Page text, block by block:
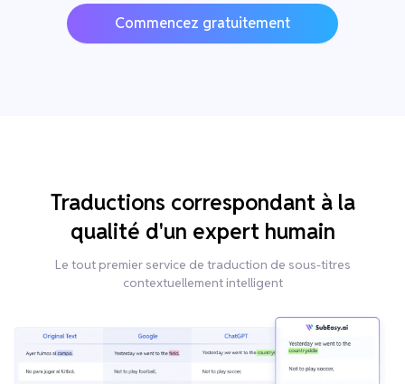
Commencez gratuitement
Traductions correspondant à la
qualité d'un expert humain
Le tout premier service de traduction de sous-titres
contextuellement intelligent